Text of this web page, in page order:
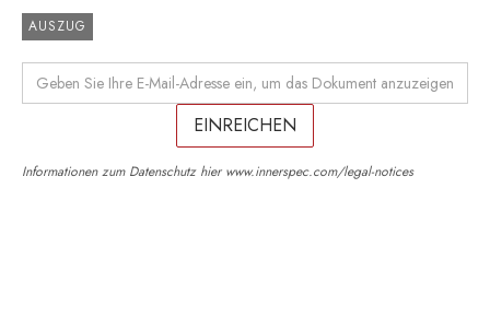
AUSZUG
Informationen zum Datenschutz hier www.innerspec.com/legal-notices